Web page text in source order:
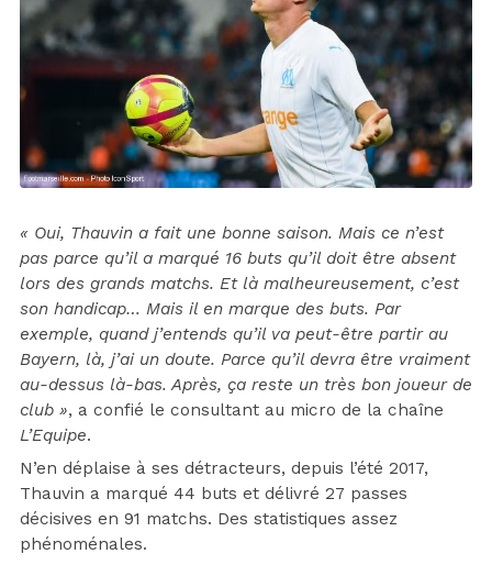
« Oui, Thauvin a fait une bonne saison. Mais ce n’est
pas parce qu’il a marqué 16 buts qu’il doit être absent
lors des grands matchs. Et là malheureusement, c’est
son handicap… Mais il en marque des buts. Par
exemple, quand j’entends qu’il va peut-être partir au
Bayern, là, j’ai un doute. Parce qu’il devra être vraiment
au-dessus là-bas. Après, ça reste un très bon joueur de
club », a confié le consultant au micro de la chaîne
L’Equipe.
N’en déplaise à ses détracteurs, depuis l’été 2017,
Thauvin a marqué 44 buts et délivré 27 passes
décisives en 91 matchs. Des statistiques assez
phénoménales.